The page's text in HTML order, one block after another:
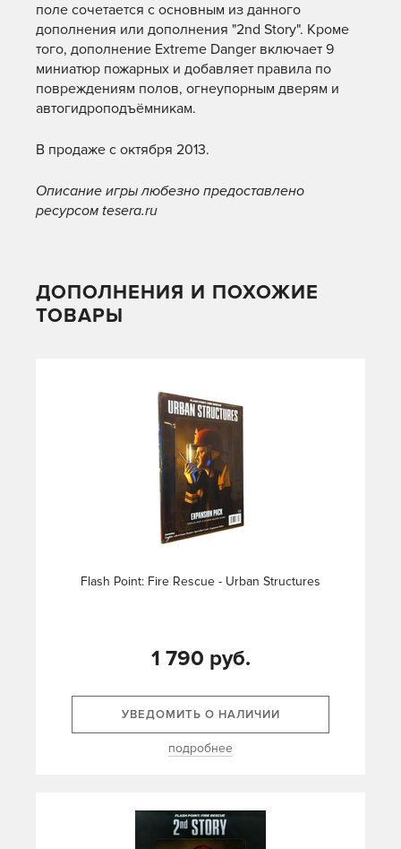
поле сочетается с основным из данного
дополнения или дополнения "2nd Story". Кроме
того, дополнение Extreme Danger включает 9
миниатюр пожарных и добавляет правила по
повреждениям полов, огнеупорным дверям и
автогидроподъёмникам.
В продаже с октября 2013.
Описание игры любезно предоставлено
ресурсом tesera.ru
ДОПОЛНЕНИЯ И ПОХОЖИЕ
ТОВАРЫ
Flash Point: Fire Rescue - Urban Structures
1 790 руб.
УВЕДОМИТЬ О НАЛИЧИИ
подробнее